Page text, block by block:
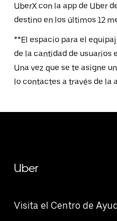
UberX con la app de Uber
destino en los últimos 12
**El espacio para el
de la cantidad de usuarios
Una vez que se te asigne
lo contactes a través de la
Uber
Visita el Centro de